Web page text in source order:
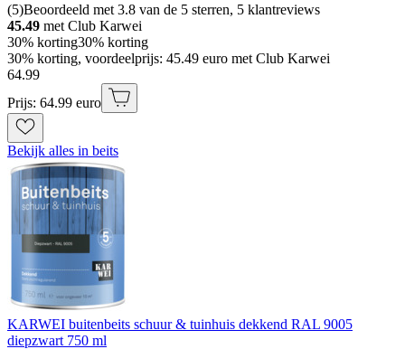
(5)Beoordeeld met 3.8 van de 5 sterren, 5 klantreviews
45.49 met Club Karwei
30% korting30% korting
30% korting, voordeelprijs: 45.49 euro met Club Karwei
64.99
Prijs: 64.99 euro
Bekijk alles in beits
KARWEI buitenbeits schuur & tuinhuis dekkend RAL 9005
diepzwart 750 ml